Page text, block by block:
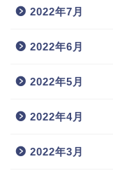
2022年7月
2022年6月
2022年5月
2022年4月
2022年3月